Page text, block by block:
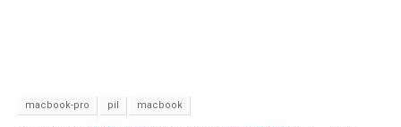
macbook-pro pil macbook